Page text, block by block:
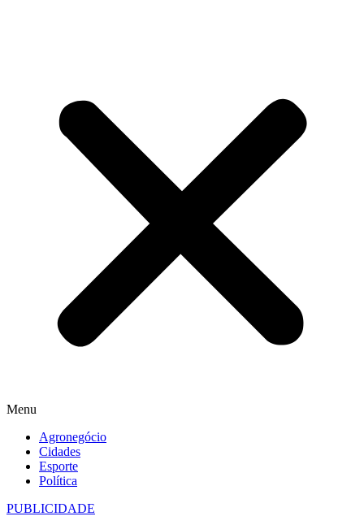
Menu
Agronegócio
Cidades
Esporte
Política
PUBLICIDADE